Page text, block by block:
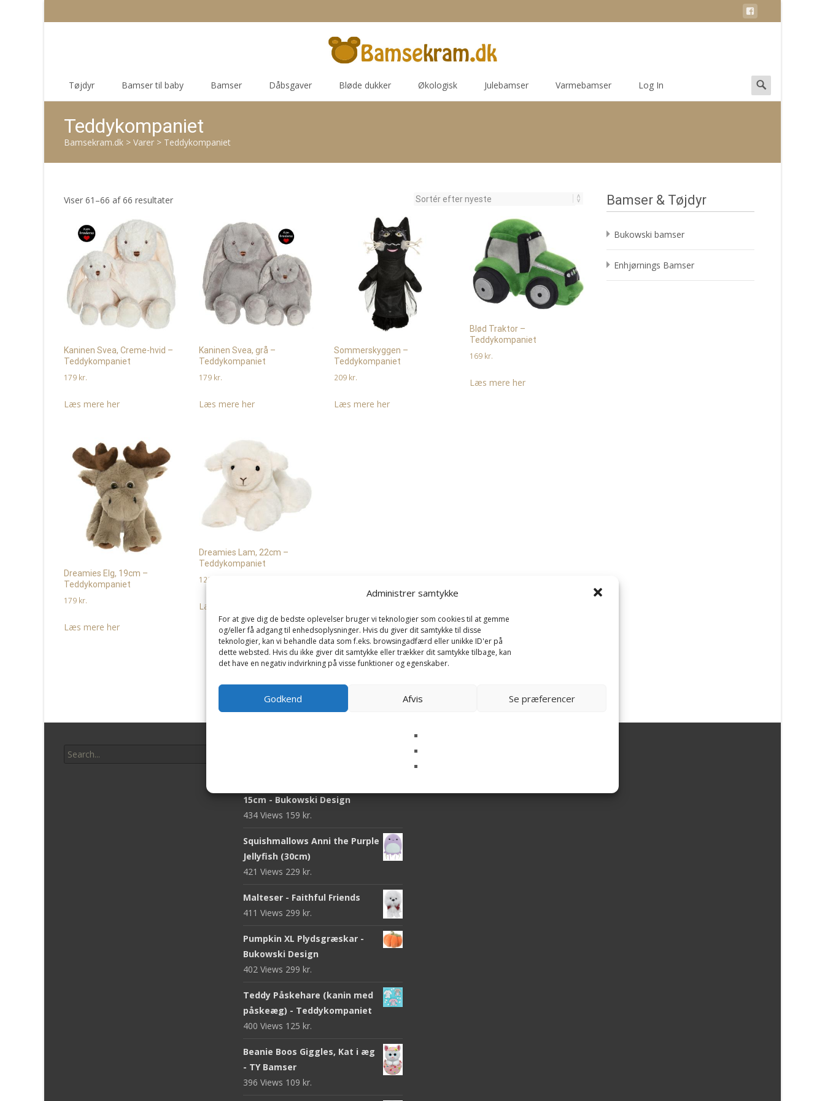
Administrer samtykke
For at give dig de bedste oplevelser bruger vi teknologier som cookies til at gemme
og/eller få adgang til enhedsoplysninger. Hvis du giver dit samtykke til disse
teknologier, kan vi behandle data som f.eks. browsingadfærd eller unikke ID'er på
dette websted. Hvis du ikke giver dit samtykke eller trækker dit samtykke tilbage, kan
det have en negativ indvirkning på visse funktioner og egenskaber.
Godkend Afvis Se præferencer
Tøjdyr Bamser til baby Bamser Dåbsgaver Bløde dukker Økologisk Julebamser Varmebamser Log In
Search
for:
Teddykompaniet
Bamsekram.dk > Varer > Teddykompaniet
Viser 61–66 af 66 resultaterSorteret
Kaninen Svea, Creme-hvid –
Teddykompaniet
179 kr.
Læs mere her
Kaninen Svea, grå –
Teddykompaniet
179 kr.
Læs mere her
Sommerskyggen –
Teddykompaniet
209 kr.
Læs mere her
Blød Traktor –
Teddykompaniet
169 kr.
Læs mere her
Dreamies Elg, 19cm –
Teddykompaniet
179 kr.
Læs mere her
Dreamies Lam, 22cm –
Teddykompaniet
129
Læs mere her
Bamser & Tøjdyr
Bukowski bamser
Enhjørnings Bamser
for:
15cm - Bukowski Design
434 Views 159 kr.
Squishmallows Anni the Purple
Jellyfish (30cm)
421 Views 229 kr.
Malteser - Faithful Friends
411 Views 299 kr.
Pumpkin XL Plydsgræskar -
Bukowski Design
402 Views 299 kr.
Teddy Påskehare (kanin med
påskeæg) - Teddykompaniet
400 Views 125 kr.
Beanie Boos Giggles, Kat i æg
- TY Bamser
396 Views 109 kr.